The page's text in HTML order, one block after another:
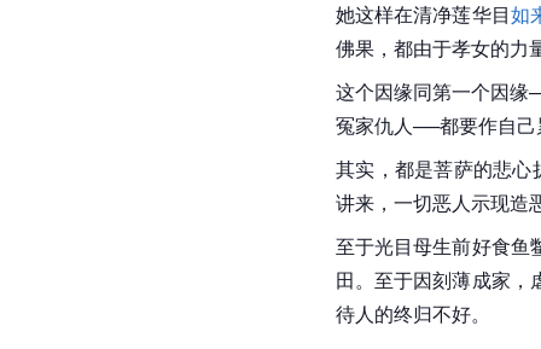
她这样在清净莲华目如
佛果，都由于孝女的力
这个因缘同第一个因缘
冤家仇人──都要作自
其实，都是菩萨的悲
讲来，一切恶人示现造
至于光目母生前好食鱼
田 。至于因刻薄成家，
待人的终归不好。